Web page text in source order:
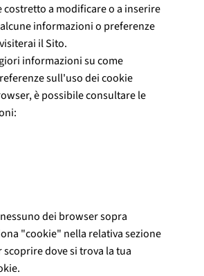
costretto a modificare o a inserire
informazioni o preferenze
il Sito.
informazioni su come
sull'uso dei cookie
è possibile consultare le
dei browser sopra
"cookie" nella relativa sezione
dove si trova la tua